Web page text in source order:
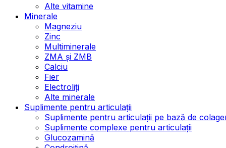
Alte vitamine
Minerale
Magneziu
Zinc
Multiminerale
ZMA și ZMB
Calciu
Fier
Electroliți
Alte minerale
Suplimente pentru articulații
Suplimente pentru articulații pe bază de
Suplimente complexe pentru articulații
Glucozamină